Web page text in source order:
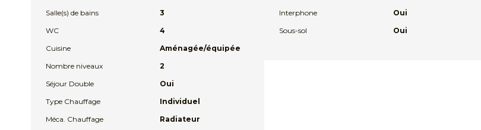
Salle(s) de bains
3
WC
4
Cuisine
Aménagée/équipée
Nombre niveaux
2
Séjour Double
Oui
Type Chauffage
Individuel
Méca. Chauffage
Radiateur
Interphone
Oui
Sous-sol
Oui